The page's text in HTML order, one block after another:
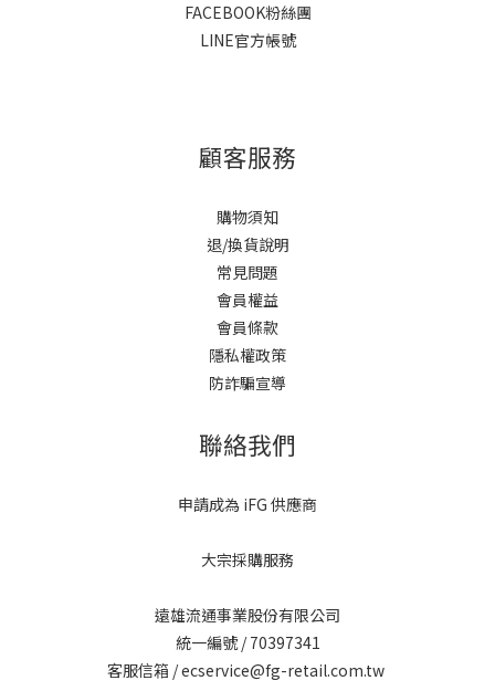
FACEBOOK粉絲團
LINE官方帳號
顧客服務
購物須知
退/換貨說明
常見問題
會員權益
會員條款
隱私權政策
防詐騙宣導
聯絡我們
申請成為 iFG 供應商
大宗採購服務
遠雄流通事業股份有限公司
統一編號 / 70397341
客服信箱 / ecservice@fg-retail.com.tw